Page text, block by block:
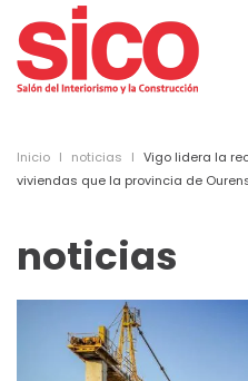
Skip to main content
Inicio noticias
Vigo lidera la
viviendas que la provincia de
noticias